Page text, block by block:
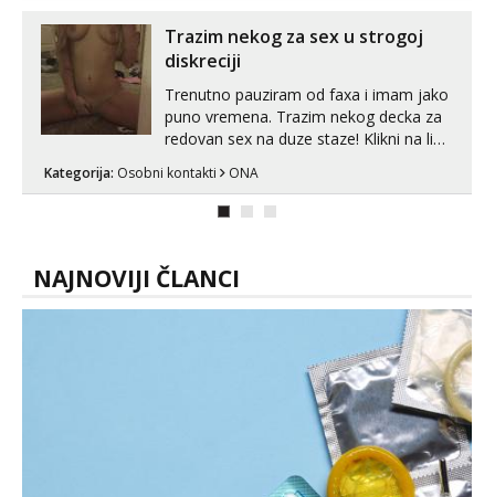
U mojoj raznolikoj ponudi možeš
pranaći nešto po svojoj mjeri. Sexi videa
s kolegica...
Trazim nekog za sex u strogoj
diskreciji
Trenutno pauziram od faxa i imam jako
puno vremena. Trazim nekog decka za
redovan sex na duze staze! Klikni na link
Kategorija: Osobni kontakti ONA
NAJNOVIJI ČLANCI